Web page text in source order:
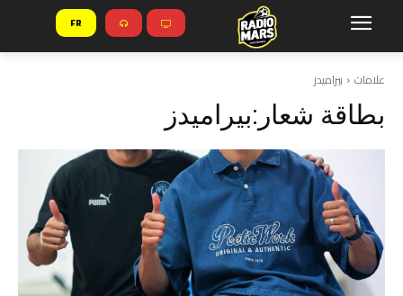
FR
علامات بيراميدز
بطاقة شعار:بيراميدز